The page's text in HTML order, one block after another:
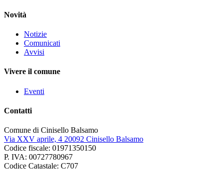
Novità
Notizie
Comunicati
Avvisi
Vivere il comune
Eventi
Contatti
Comune di Cinisello Balsamo
Via XXV aprile, 4 20092 Cinisello Balsamo
Codice fiscale: 01971350150
P. IVA: 00727780967
Codice Catastale: C707